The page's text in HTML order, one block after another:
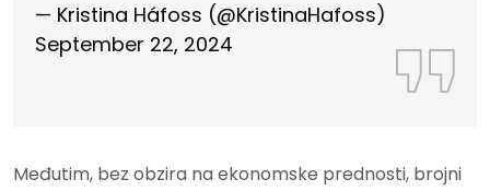
— Kristina Háfoss (@KristinaHafoss)
September 22, 2024
Međutim, bez obzira na ekonomske prednosti, brojni